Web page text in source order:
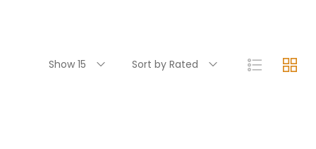
Show 15 Sort by Rated